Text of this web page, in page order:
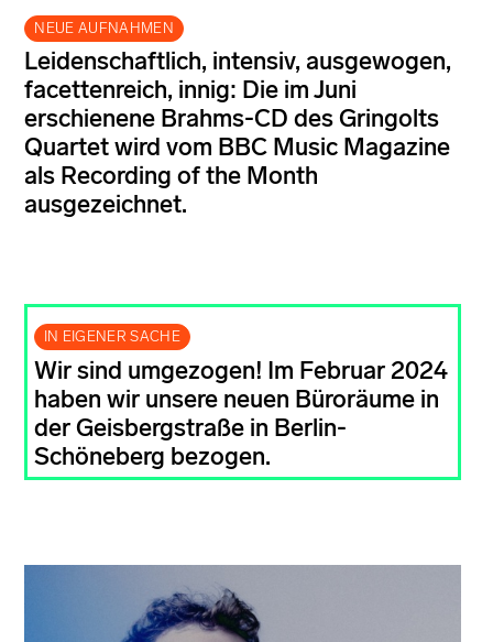
NEUE AUFNAHMEN
Leidenschaftlich, intensiv, ausgewogen,
facettenreich, innig: Die im Juni
erschienene Brahms-CD des Gringolts
Quartet wird vom BBC Music Magazine
als Recording of the Month
ausgezeichnet.
IN EIGENER SACHE
Wir sind umgezogen! Im Februar 2024
haben wir unsere neuen Büroräume in
der Geisbergstraße in Berlin-
Schöneberg bezogen.